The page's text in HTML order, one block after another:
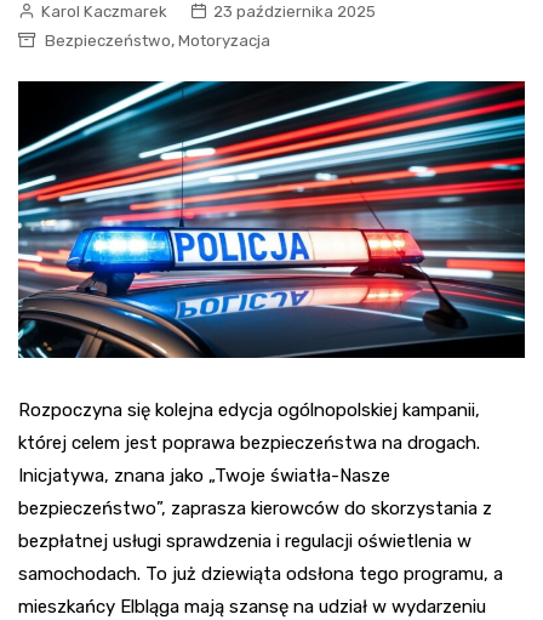
Karol Kaczmarek
23 października 2025
Bezpieczeństwo, Motoryzacja
Rozpoczyna się kolejna edycja ogólnopolskiej kampanii,
której celem jest poprawa bezpieczeństwa na drogach.
Inicjatywa, znana jako „Twoje światła-Nasze
bezpieczeństwo”, zaprasza kierowców do skorzystania z
bezpłatnej usługi sprawdzenia i regulacji oświetlenia w
samochodach. To już dziewiąta odsłona tego programu, a
mieszkańcy Elbląga mają szansę na udział w wydarzeniu